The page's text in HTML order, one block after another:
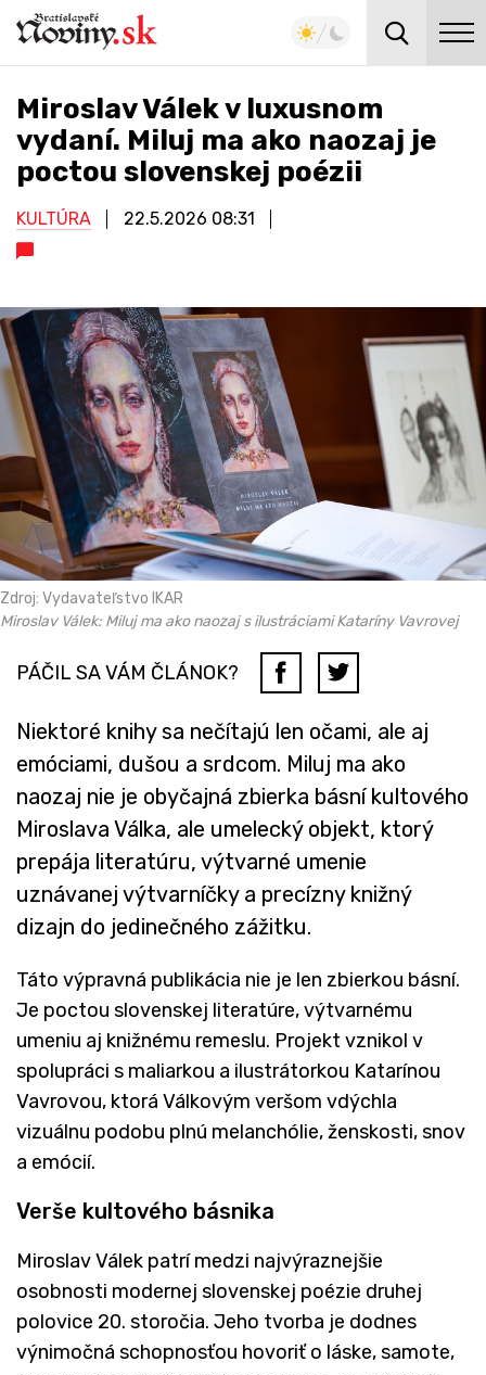
Miroslav Válek v luxusnom
vydaní. Miluj ma ako naozaj je
poctou slovenskej poézii
KULTÚRA 22.5.2026 08:31
Zdroj: Vydavateľstvo IKAR
Miroslav Válek: Miluj ma ako naozaj s ilustráciami Kataríny Vavrovej
PÁČIL SA VÁM ČLÁNOK?
Niektoré knihy sa nečítajú len očami, ale aj
emóciami, dušou a srdcom. Miluj ma ako
naozaj nie je obyčajná zbierka básní kultového
Miroslava Válka, ale umelecký objekt, ktorý
prepája literatúru, výtvarné umenie
uznávanej výtvarníčky a precízny knižný
dizajn do jedinečného zážitku.
Táto výpravná publikácia nie je len zbierkou básní.
Je poctou slovenskej literatúre, výtvarnému
umeniu aj knižnému remeslu. Projekt vznikol v
spolupráci s maliarkou a ilustrátorkou Katarínou
Vavrovou, ktorá Válkovým veršom vdýchla
vizuálnu podobu plnú melanchólie, ženskosti, snov
a emócií.
Verše kultového básnika
Miroslav Válek patrí medzi najvýraznejšie
osobnosti modernej slovenskej poézie druhej
polovice 20. storočia. Jeho tvorba je dodnes
výnimočná schopnosťou hovoriť o láske, samote,